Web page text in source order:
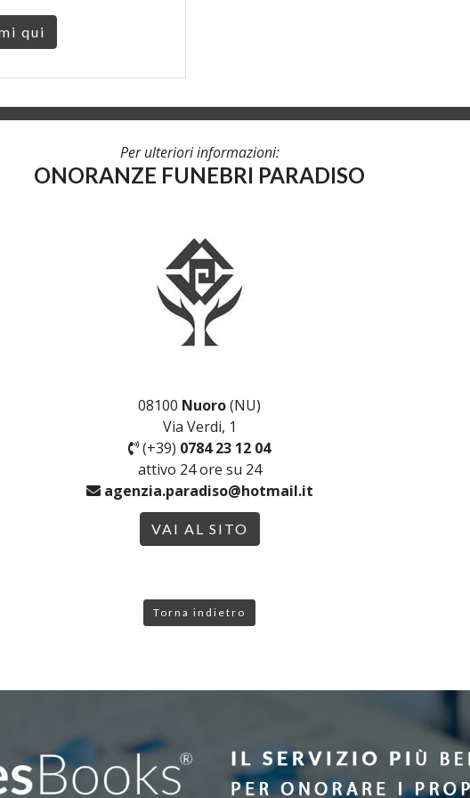
qui
Per ulteriori informazioni:
ONORANZE FUNEBRI PARADISO
08100 Nuoro(NU)
Via Verdi, 1
(+39) 0784 23 12 04
attivo 24 ore su 24
agenzia.paradiso@hotmail.it
VAI AL SITO
Torna indietro